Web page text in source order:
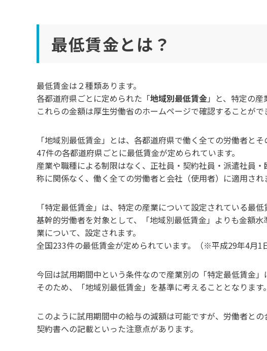
最低賃金とは？
最低賃金は２種類あります。
各都道府県ごとに定められた「地域別最低賃金」と、特定の
これらの金額は厚生労働省のホームページで確認することがで
「地域別最低賃金」とは、各都道府県で働く全ての労働者と
47件の各都道府県ごとに最低賃金が定められています。
産業や職種による制限はなく、正社員・契約社員・派遣社員
称に関係なく、働く全ての労働者と会社（使用者）に適用され
「特定最低賃金」は、特定の産業について設定されている最低
基幹的労働者を対象として、「地域別最低賃金」よりも金額
業について、設定されます。
全国233件の最低賃金が定められています。（※平成29年4月1
今回は試用期間中という条件なので産業別の「特定最低賃金」
そのため、「地域別最低賃金」を基準に考えることとなります。
このように試用期間中の給与の減額は可能ですが、労働者と
契約書への記載といった注意点があります。